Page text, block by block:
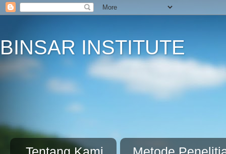
BINSAR INSTITUTE